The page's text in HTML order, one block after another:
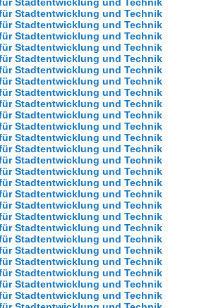
Stadtentwicklung und Technik
Stadtentwicklung und Technik
Stadtentwicklung und Technik
Stadtentwicklung und Technik
Stadtentwicklung und Technik
Stadtentwicklung und Technik
Stadtentwicklung und Technik
Stadtentwicklung und Technik
Stadtentwicklung und Technik
Stadtentwicklung und Technik
Stadtentwicklung und Technik
Stadtentwicklung und Technik
Stadtentwicklung und Technik
Stadtentwicklung und Technik
Stadtentwicklung und Technik
Stadtentwicklung und Technik
Stadtentwicklung und Technik
Stadtentwicklung und Technik
Stadtentwicklung und Technik
Stadtentwicklung und Technik
Stadtentwicklung und Technik
Stadtentwicklung und Technik
Stadtentwicklung und Technik
Stadtentwicklung und Technik
Stadtentwicklung und Technik
Stadtentwicklung und Technik